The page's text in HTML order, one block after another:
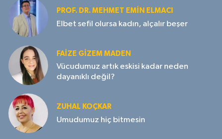
PROF. DR. MEHMET EMIN ELMACI
Elbet sefil olursa kadın, alçalır beşer
FAIZE GIZEM MADEN
Vücudumuz artık eskisi kadar neden
dayanıklı değil?
ZUHAL KOÇKAR
Umudumuz hiç bitmesin